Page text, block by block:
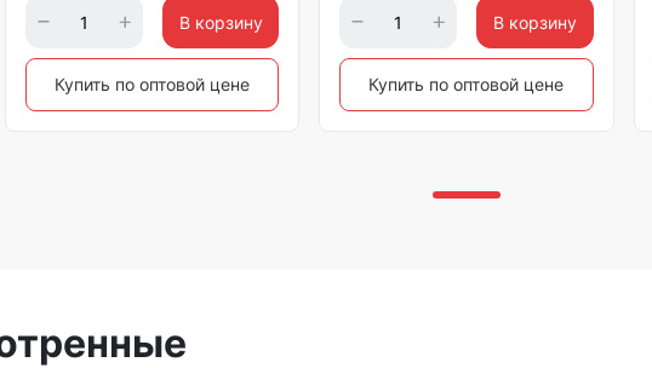
В корзину
Купить по оптовой цене
В корзину
Купить по оптовой цене